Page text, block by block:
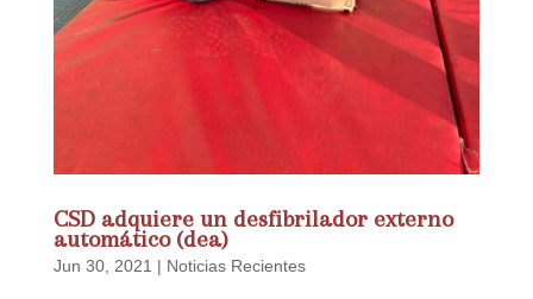
CSD adquiere un desfibrilador externo
automático (dea)
Jun 30, 2021 | Noticias Recientes